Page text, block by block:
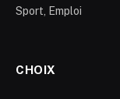
Sport, Emploi
CHOIX